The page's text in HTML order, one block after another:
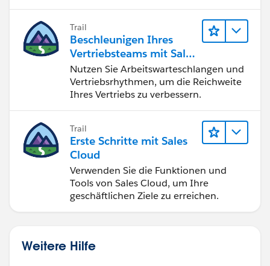
schließen Sie den Lead-zu-Cash-Zyklus
erfolgreich ab.
Trail
Beschleunigen Ihres
Vertriebsteams mit Sales
Engagement
Nutzen Sie Arbeitswarteschlangen und
Vertriebsrhythmen, um die Reichweite
Ihres Vertriebs zu verbessern.
Trail
Erste Schritte mit Sales
Cloud
Verwenden Sie die Funktionen und
Tools von Sales Cloud, um Ihre
geschäftlichen Ziele zu erreichen.
Weitere Hilfe